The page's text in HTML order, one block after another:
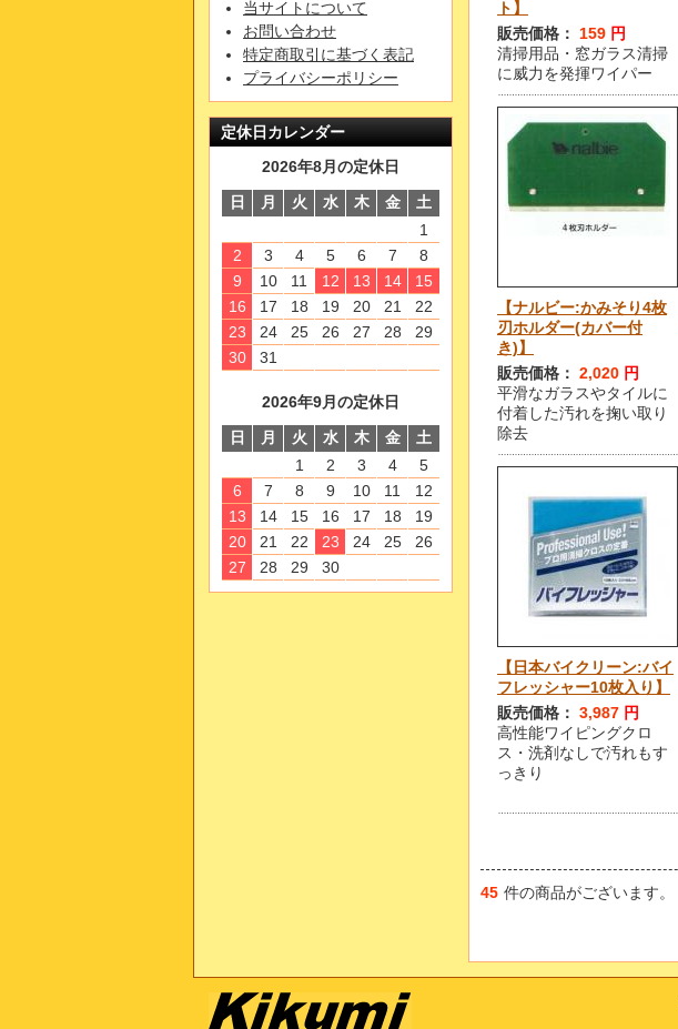
ト】
販売価格：
159 円
清掃用品・窓ガラス清掃
に威力を発揮ワイパー
【ナルビー:かみそり4枚
刃ホルダー(カバー付
き)】
販売価格： 2,020 円
平滑なガラスやタイルに
付着した汚れを掬い取り
除去
【日本バイクリーン:バイ
フレッシャー10枚入り】
販売価格： 3,987 円
高性能ワイピングクロ
ス・洗剤なしで汚れもす
っきり
45 件の商品がございます。
当サイトについて
お問い合わせ
特定商取引に基づく表記
プライバシーポリシー
定休日カレンダー
2026年8月の定休日
日
月 火 水 木 金
土
1
2
3 4 5 6 7
8
9
10 11 12 13 14
15
16
17 18 19 20 21
22
23
24 25 26 27 28
29
30
31
2026年9月の定休日
日
月 火 水 木 金
土
1
2 3 4
5
6
7 8 9 10 11
12
13
14 15 16 17 18
19
20
21 22 23 24 25
26
27
28 29 30